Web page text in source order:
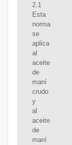
2.1
Esta
norma
se
aplica
al
aceite
de
maní
crudo
y
al
aceite
de
maní